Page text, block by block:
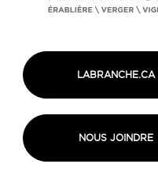
LABRANCHE.CA
NOUS JOINDRE